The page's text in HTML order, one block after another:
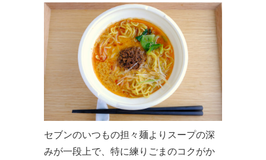
セブンのいつもの担々麺よりスープの深
みが一段上で、特に練りごまのコクがか